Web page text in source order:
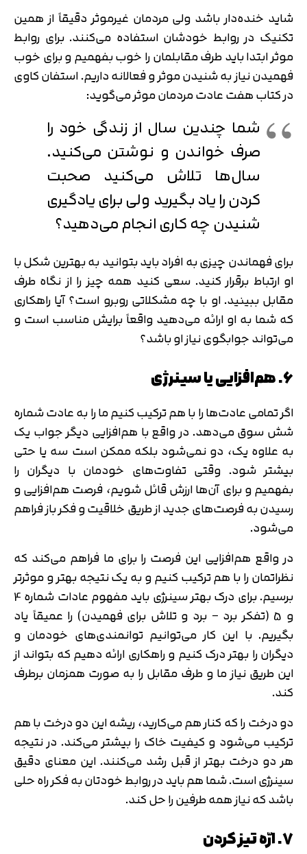
شاید خند‌ه‌دار باشد ولی مردمان غیرموثر دقیقاً از همین
تکنیک در روابط خودشان استفاده می‌کنند. برای روابط
موثر ابتدا باید طرف مقابلمان را خوب بفهمیم و برای خوب
فهمیدن نیاز به شنیدن موثر و فعالانه داریم. استفان کاوی
در کتاب هفت عادت مردمان موثر می‌گوید:
شما چندین سال از زندگی خود را
صرف خواندن و نوشتن می‌کنید.
سال‌ها تلاش می‌کنید صحبت
کردن را یاد بگیرید ولی برای یادگیری
شنیدن چه کاری انجام می‌دهید؟
برای فهماندن چیزی به افراد باید بتوانید به بهترین شکل با
او ارتباط برقرار کنید. سعی کنید همه چیز را از نگاه طرف
مقابل ببینید. او با چه مشکلاتی روبرو است؟ آیا راهکاری
که شما به او ارائه می‌دهید واقعاً برایش مناسب است و
می‌تواند جوابگوی نیاز او باشد؟
6. هم‌افزایی یا سینرژی
اگر تمامی عادت‌ها را با هم ترکیب کنیم ما را به عادت شماره
شش سوق می‌دهد. در واقع با هم‌افزایی دیگر جواب یک
به علاوه یک، دو نمی‌شود بلکه ممکن است سه یا حتی
بیشتر شود. وقتی تفاوت‌های خودمان با دیگران را
بفهمیم و برای آن‌ها ارزش قائل شویم، فرصت هم‌افزایی و
رسیدن به فرصت‌های جدید از طریق خلاقیت و فکر باز فراهم
می‌شود.
در واقع هم‌افزایی این فرصت را برای ما فراهم می‌کند که
نظراتمان را با هم ترکیب کنیم و به یک نتیجه بهتر و موثرتر
برسیم. برای درک بهتر سینرژی باید مفهوم عادات شماره 4
و 5 (تفکر برد – برد و تلاش برای فهمیدن) را عمیقاً یاد
بگیریم. با این کار می‌توانیم توانمندی‌های خودمان و
دیگران را بهتر درک کنیم و راهکاری ارائه دهیم که بتواند از
این طریق نیاز ما و طرف مقابل را به صورت همزمان برطرف
کند.
دو درخت را که کنار هم می‌کارید، ریشه این دو درخت با هم
ترکیب می‌شود و کیفیت خاک را بیشتر می‌کند. در نتیجه
هر دو درخت بهتر از قبل رشد می‌کنند. این معنای دقیق
سینرژی است. شما هم باید در روابط خودتان به فکر راه حلی
باشد که نیاز همه طرفین را حل کند.
7. ارّه تیز کردن